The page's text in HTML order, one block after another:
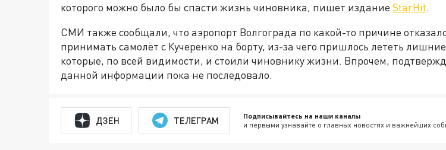
которого можно было бы спасти жизнь чиновника, пишет издание StarHit.
СМИ также сообщали, что аэропорт Волгограда по какой-то причине
принимать самолёт с Кучеренко на борту, из-за чего пришлось лететь
которые, по всей видимости, и стоили чиновнику жизни. Впрочем,
данной информации пока не последовало.
ДЗЕН ТЕЛЕГРАМ Подписывайтесь на наши каналы
и первыми узнавайте о главных новостях и важнейших